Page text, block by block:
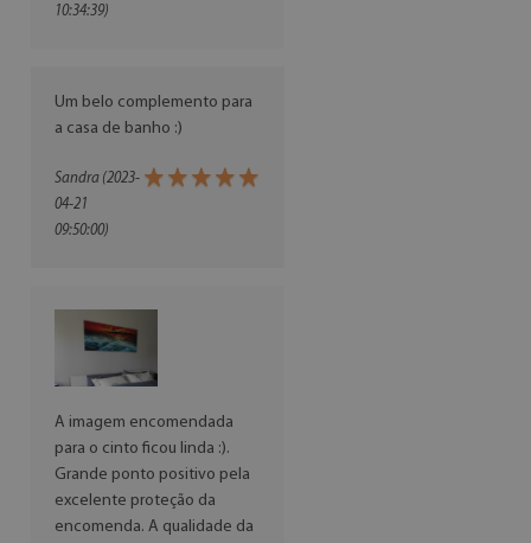
10:34:39)
Um belo complemento para
a casa de banho :)
Sandra (2023-
04-21
09:50:00)
A imagem encomendada
para o cinto ficou linda :).
Grande ponto positivo pela
excelente proteção da
encomenda. A qualidade da